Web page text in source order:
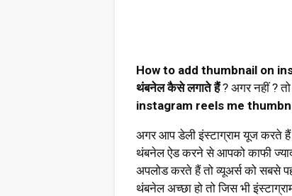
How to add thumbnail on
थंबनेल कैसे लगाते हैं? अगर नहीं ?
instagram reels me
अगर आप डेली इंस्टाग्राम यूज करते हैं
थंबनेल ऐड करने से आपको काफी
अपलोड करते हैं तो व्यूअर्स को सबसे
थंबनेल अच्छा हो तो जिस भी